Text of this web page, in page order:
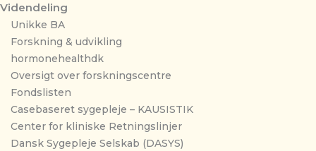
Videndeling
Unikke BA
Forskning & udvikling
hormonehealthdk
Oversigt over forskningscentre
Fondslisten
Casebaseret sygepleje – KAUSISTIK
Center for kliniske Retningslinjer
Dansk Sygepleje Selskab (DASYS)